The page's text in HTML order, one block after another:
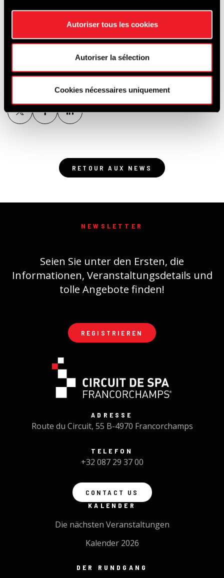
Autoriser tous les cookies
Autoriser la sélection
Cookies nécessaires uniquement
francorchamps.be/de/der-korso-zur-
hundertjahrfeier
RETOUR AUX NEWS
NEWSLETTER
Seien Sie unter den Ersten, die
Informationen, Veranstaltungsdetails und
tolle Angebote finden!
REGISTRIEREN
ADRESSE
Route du Circuit, 55 B-4970 Francorchamps
TELEFON
+32 087 29 37 00
CONTACT US
KALENDER
Die nächsten Veranstaltungen
Kalender 2026
DER RUNDGANG